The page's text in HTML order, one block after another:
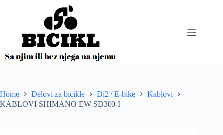
Home Delovi za bicikle Di2 / E-bike
Kablovi
KABLOVI SHIMANO EW-SD300-I